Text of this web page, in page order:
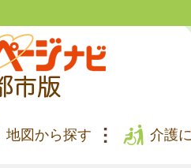
地図から探す 介護